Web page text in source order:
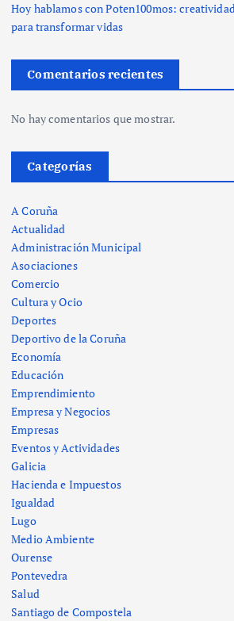
Hoy hablamos con Poten100mos:
para transformar vidas
Comentarios recientes
No hay comentarios que mostrar.
Categorías
A Coruña
Actualidad
Administración Municipal
Asociaciones
Comercio
Cultura y Ocio
Deportes
Deportivo de la Coruña
Economía
Educación
Emprendimiento
Empresa y Negocios
Empresas
Eventos y Actividades
Galicia
Hacienda e Impuestos
Igualdad
Lugo
Medio Ambiente
Ourense
Pontevedra
Salud
Santiago de Compostela